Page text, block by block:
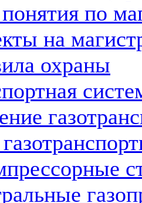
по
на
охраны